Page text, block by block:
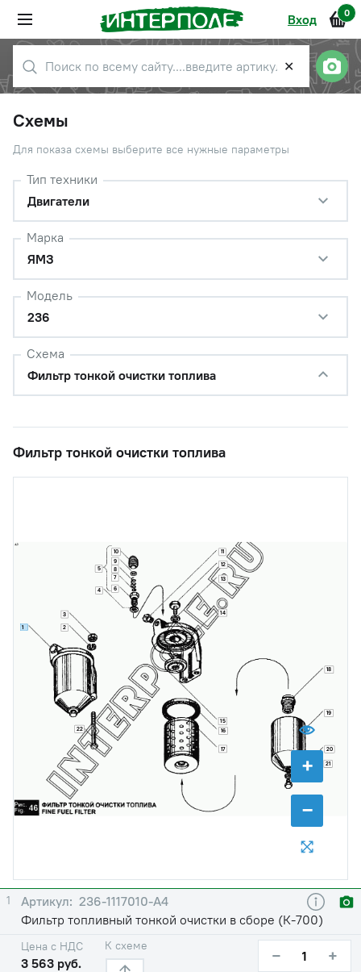
Вход 0
✕
Схемы
Для показа схемы выберите все нужные параметры
Тип техники
Двигатели
Марка
ЯМЗ
Модель
236
Схема
Фильтр тонкой очистки топлива
Фильтр тонкой очистки топлива
+
−
1 2
3
4
5
6
7
8
9
10 11
12
13
14
15
16
17
18
19
20
21
22
1
236-1117010-А4
Фильтр топливный тонкой очистки в сборе (К-700)
Цена с НДС
3 563 руб.
К схеме − +